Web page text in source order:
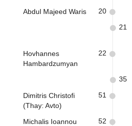
Abdul Majeed Waris 20
21
Hovhannes
Hambardzumyan
22
35
Dimitris Christofi
(Thay: Avto)
51
Michalis Ioannou 52